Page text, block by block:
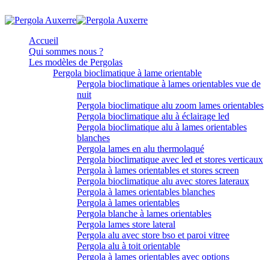
Accueil
Qui sommes nous ?
Les modèles de Pergolas
Pergola bioclimatique à lame orientable
Pergola bioclimatique à lames orientables vue de
nuit
Pergola bioclimatique alu zoom lames orientables
Pergola bioclimatique alu à éclairage led
Pergola bioclimatique alu à lames orientables
blanches
Pergola lames en alu thermolaqué
Pergola bioclimatique avec led et stores verticaux
Pergola à lames orientables et stores screen
Pergola bioclimatique alu avec stores lateraux
Pergola à lames orientables blanches
Pergola à lames orientables
Pergola blanche à lames orientables
Pergola lames store lateral
Pergola alu avec store bso et paroi vitree
Pergola alu à toit orientable
Pergola à lames orientables avec options